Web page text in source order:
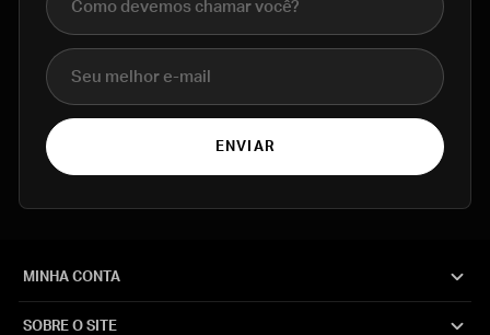
E-mail
ENVIAR
MINHA CONTA
SOBRE O SITE